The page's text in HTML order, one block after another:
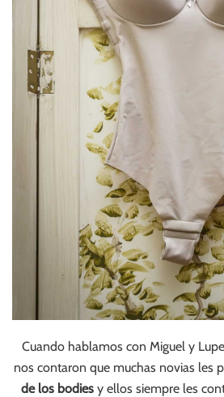
Cuando hablamos con Miguel y
nos contaron que muchas novias les
de los bodies y ellos siempre les